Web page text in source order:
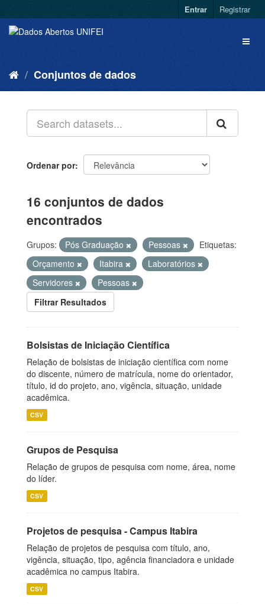
Entrar Registrar
Conjuntos de dados
Ordenar por
16 conjuntos de dados
encontrados
Grupos: Pós Graduação Pessoas
Etiquetas:
Orçamento
Itabira
Laboratórios
Servidores
Pessoas
Filtrar Resultados
Bolsistas de Iniciação Científica
Relação de bolsistas de iniciação científica com nome
do discente, número de matrícula, nome do orientador,
título, id do projeto, ano, vigência, situação, unidade
acadêmica.
CSV
Grupos de Pesquisa
Relação de grupos de pesquisa com nome, área, nome
do líder.
CSV
Projetos de pesquisa - Campus Itabira
Relação de projetos de pesquisa com título, ano,
vigência, situação, tipo, agência financiadora e unidade
acadêmica no campus Itabira.
CSV